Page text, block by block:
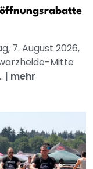
7. August 2026,
Mitte
| mehr